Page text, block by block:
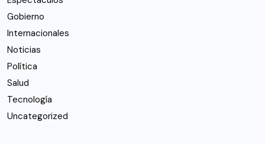
Gobierno
Internacionales
Noticias
Política
Salud
Tecnología
Uncategorized